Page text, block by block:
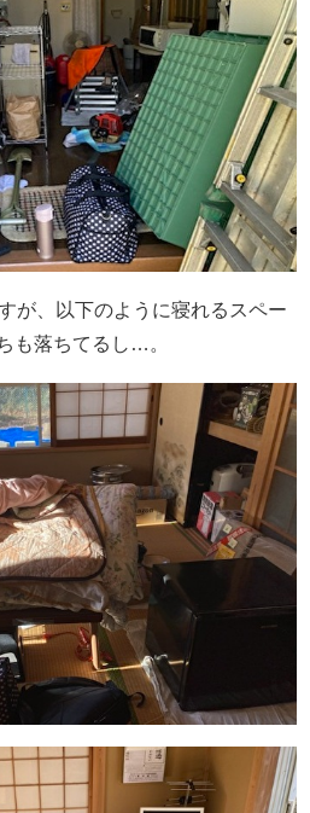
が、以下のように寝れるスペー
も落ちてるし…。